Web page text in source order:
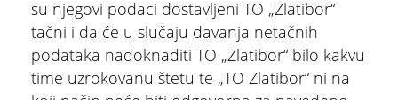
su njegovi podaci dostavljeni TO „Zlatibor“
tačni i da će u slučaju davanja netačnih
podataka nadoknaditi TO „Zlatibor“ bilo kakvu
time uzrokovanu štetu te „TO Zlatibor“ ni na